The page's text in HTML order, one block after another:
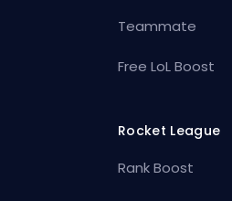
Teammate
Free LoL Boost
Rocket League
Rank Boost